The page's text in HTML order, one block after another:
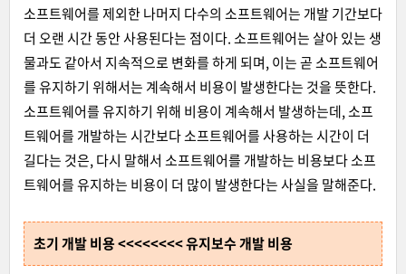
소프트웨어를 제외한 나머지 다수의 소프트웨어는 개발 기간보다
더 오랜 시간 동안 사용된다는 점이다. 소프트웨어는 살아 있는 생
물과도 같아서 지속적으로 변화를 하게 되며, 이는 곧 소프트웨어
를 유지하기 위해서는 계속해서 비용이 발생한다는 것을 뜻한다.
소프트웨어를 유지하기 위해 비용이 계속해서 발생하는데, 소프
트웨어를 개발하는 시간보다 소프트웨어를 사용하는 시간이 더
길다는 것은, 다시 말해서 소프트웨어를 개발하는 비용보다 소프
트웨어를 유지하는 비용이 더 많이 발생한다는 사실을 말해준다.
초기 개발 비용 <<<<<<<< 유지보수 개발 비용